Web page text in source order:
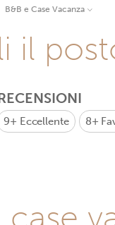
B&B e Case Vacanza
il
9+ Eccellente 8+